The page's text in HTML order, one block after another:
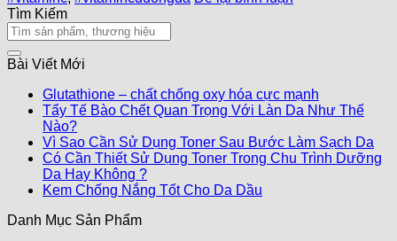
Tìm Kiếm
Bài Viết Mới
Glutathione – chất chống oxy hóa cực mạnh
Tẩy Tế Bào Chết Quan Trọng Với Làn Da Như Thế
Nào?
Vì Sao Cần Sử Dụng Toner Sau Bước Làm Sạch Da
Có Cần Thiết Sử Dụng Toner Trong Chu Trình Dưỡng
Da Hay Không ?
Kem Chống Nắng Tốt Cho Da Dầu
Danh Mục Sản Phẩm